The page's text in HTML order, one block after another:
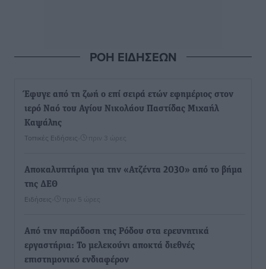
ΡΟΗ ΕΙΔΗΣΕΩΝ
Έφυγε από τη ζωή ο επί σειρά ετών εφημέριος στον
ιερό Ναό του Αγίου Νικολάου Παστίδας Μιχαήλ
Καψάλης
Τοπικές Ειδήσεις πριν 3 ώρες
Αποκαλυπτήρια για την «Ατζέντα 2030» από το βήμα
της ΔΕΘ
Ειδήσεις πριν 5 ώρες
Από την παράδοση της Ρόδου στα ερευνητικά
εργαστήρια: Το μελεκούνι αποκτά διεθνές
επιστημονικό ενδιαφέρον